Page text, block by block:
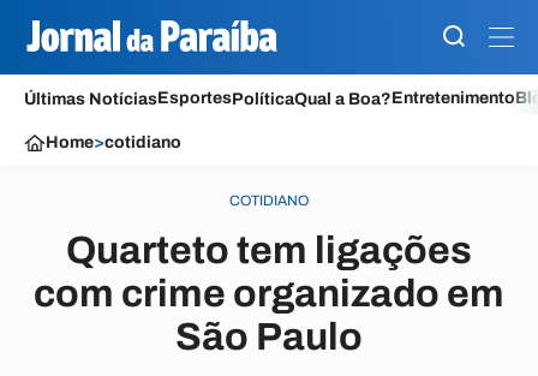
Últimas NotíciasEsportesPolíticaQual a Boa?Entretenimento
Home>cotidiano
COTIDIANO
Quarteto tem ligações
com crime organizado em
São Paulo